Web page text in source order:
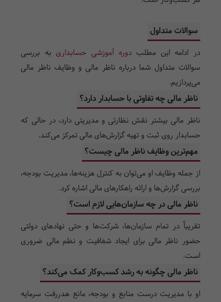
سوالات متداول
در ادامه این مطلبدوره آموزشی حسابداریبه بررسی
سوالات متداول شما درباره ناظر مالی و وظایف ناظر مالی
می‌پردازیم.
ناظر مالی چه تفاوتی با حسابدار دارد؟
ناظر مالی بیشتر نقش نظارتی و مدیریتی دارد، در حالی که
حسابدار روی ثبت و تهیه گزارش‌های مالی تمرکز می‌کند.
مهم‌ترین وظایف ناظر مالی چیست؟
از جمله وظایف او می‌توان به کنترل هزینه‌ها، مدیریت بودجه،
بررسی گزارش‌ها و ارائه راهکارهای مالی اشاره کرد.
ناظر مالی در چه سازمان‌هایی لازم است؟
تقریباً در تمام سازمان‌ها، شرکت‌ها و حتی نهادهای دولتی
حضور ناظر مالی برای ایجاد شفافیت و نظم مالی ضروری
است.
ناظر مالی چگونه به رشد کسب‌وکار کمک می‌کند؟
او با مدیریت درست منابع و بودجه، مانع هدررفت سرمایه